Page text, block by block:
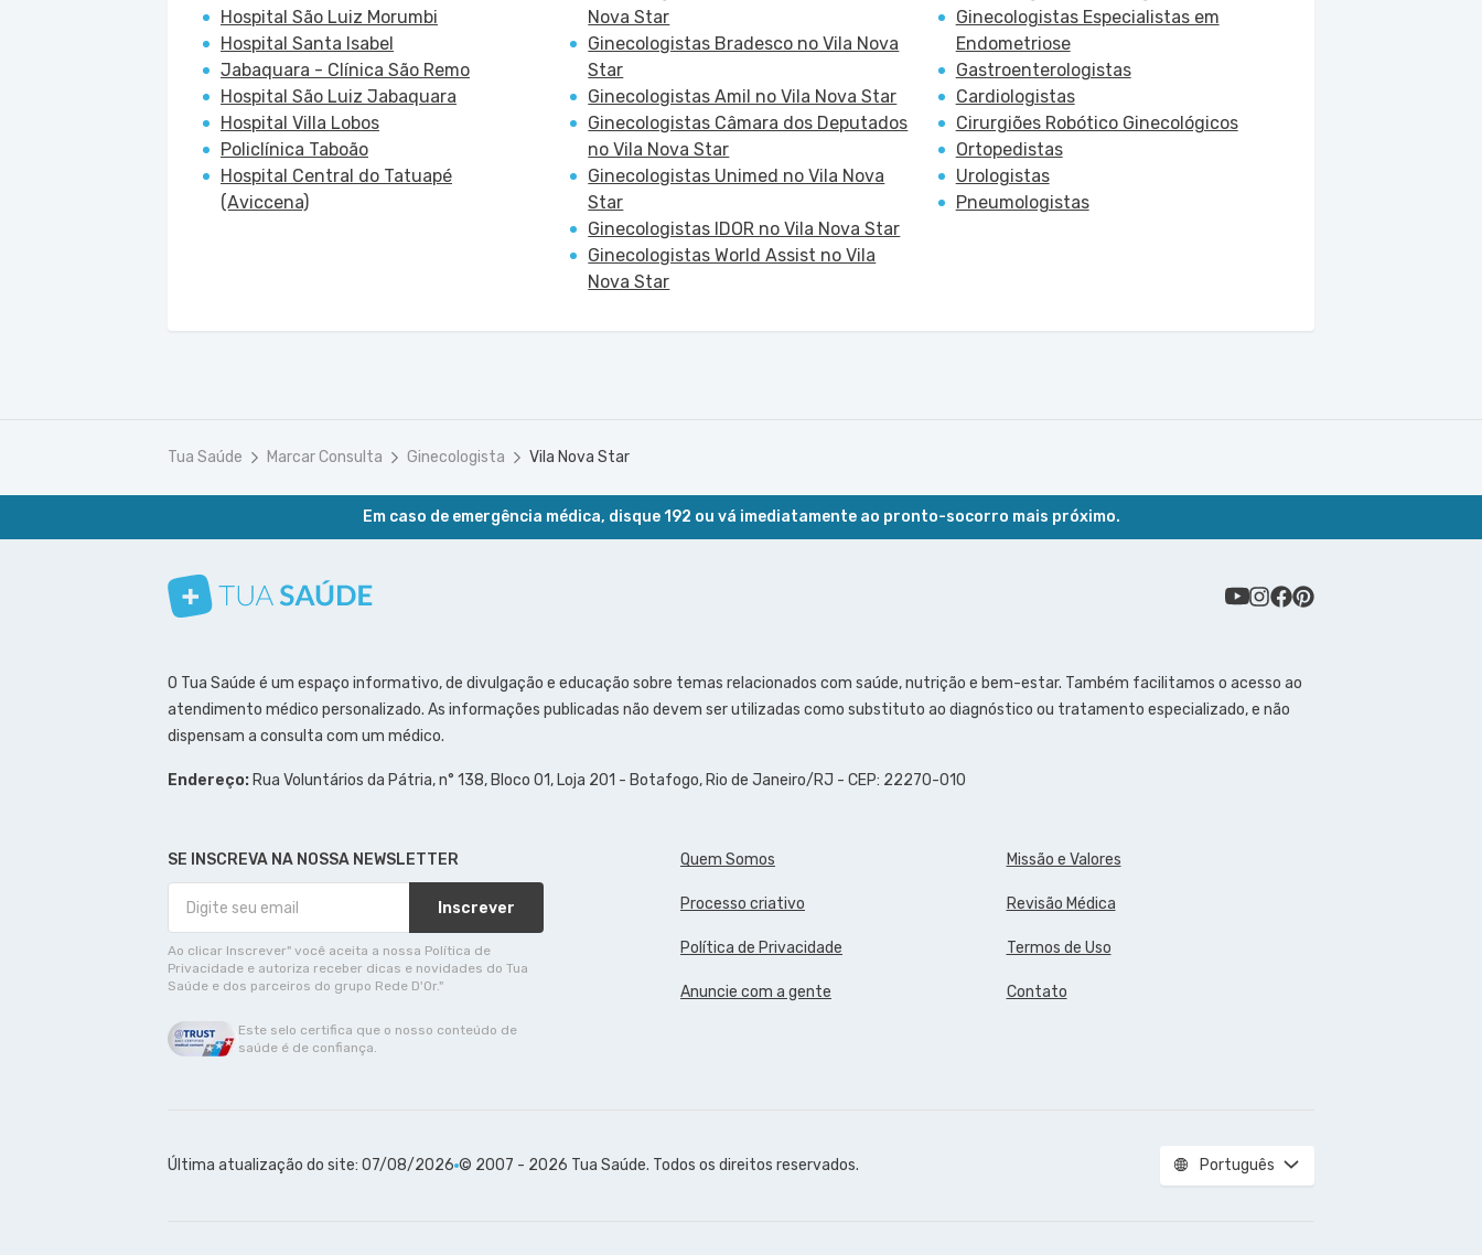
Hospital São Luiz Morumbi
Hospital Santa Isabel
Jabaquara - Clínica São Remo
Hospital São Luiz Jabaquara
Hospital Villa Lobos
Policlínica Taboão
Hospital Central do Tatuapé
(Aviccena)
Nova Star
Ginecologistas Bradesco no Vila Nova
Star
Ginecologistas Amil no Vila Nova Star
Ginecologistas Câmara dos Deputados
no Vila Nova Star
Ginecologistas Unimed no Vila Nova
Star
Ginecologistas IDOR no Vila Nova Star
Ginecologistas World Assist no Vila
Nova Star
Ginecologistas Especialistas em
Endometriose
Gastroenterologistas
Cardiologistas
Cirurgiões Robótico Ginecológicos
Ortopedistas
Urologistas
Pneumologistas
Tua Saúde Marcar Consulta Ginecologista Vila Nova Star
Em caso de emergência médica, disque 192 ou vá imediatamente ao pronto-socorro mais próximo.
Conheça nosso canal
Siga a gente no Instagram
Siga a gente no Facebook
Siga a gente no Pinterest
O Tua Saúde é um espaço informativo, de divulgação e educação sobre temas relacionados com saúde, nutrição e bem-estar. Também facilitamos o acesso ao
atendimento médico personalizado. As informações publicadas não devem ser utilizadas como substituto ao diagnóstico ou tratamento especializado, e não
dispensam a consulta com um médico.
Endereço: Rua Voluntários da Pátria, n° 138, Bloco 01, Loja 201 - Botafogo, Rio de Janeiro/RJ - CEP: 22270-010
SE INSCREVA NA NOSSA NEWSLETTER
Inscrever
Ao clicar Inscrever" você aceita a nossa Política de
Privacidade e autoriza receber dicas e novidades do Tua
Saúde e dos parceiros do grupo Rede D'Or."
Quem Somos Missão e Valores
Processo criativo Revisão Médica
Política de Privacidade Termos de Uso
Anuncie com a gente Contato
Este selo certifica que o nosso conteúdo de
saúde é de confiança.
Última atualização do site: 07/08/2026 © 2007 - 2026 Tua Saúde. Todos os direitos reservados. Português